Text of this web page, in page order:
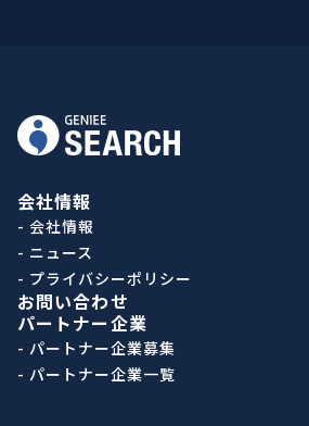
会社情報
- 会社情報
- ニュース
- プライバシーポリシー
お問い合わせ
パートナー企業
- パートナー企業募集
- パートナー企業一覧